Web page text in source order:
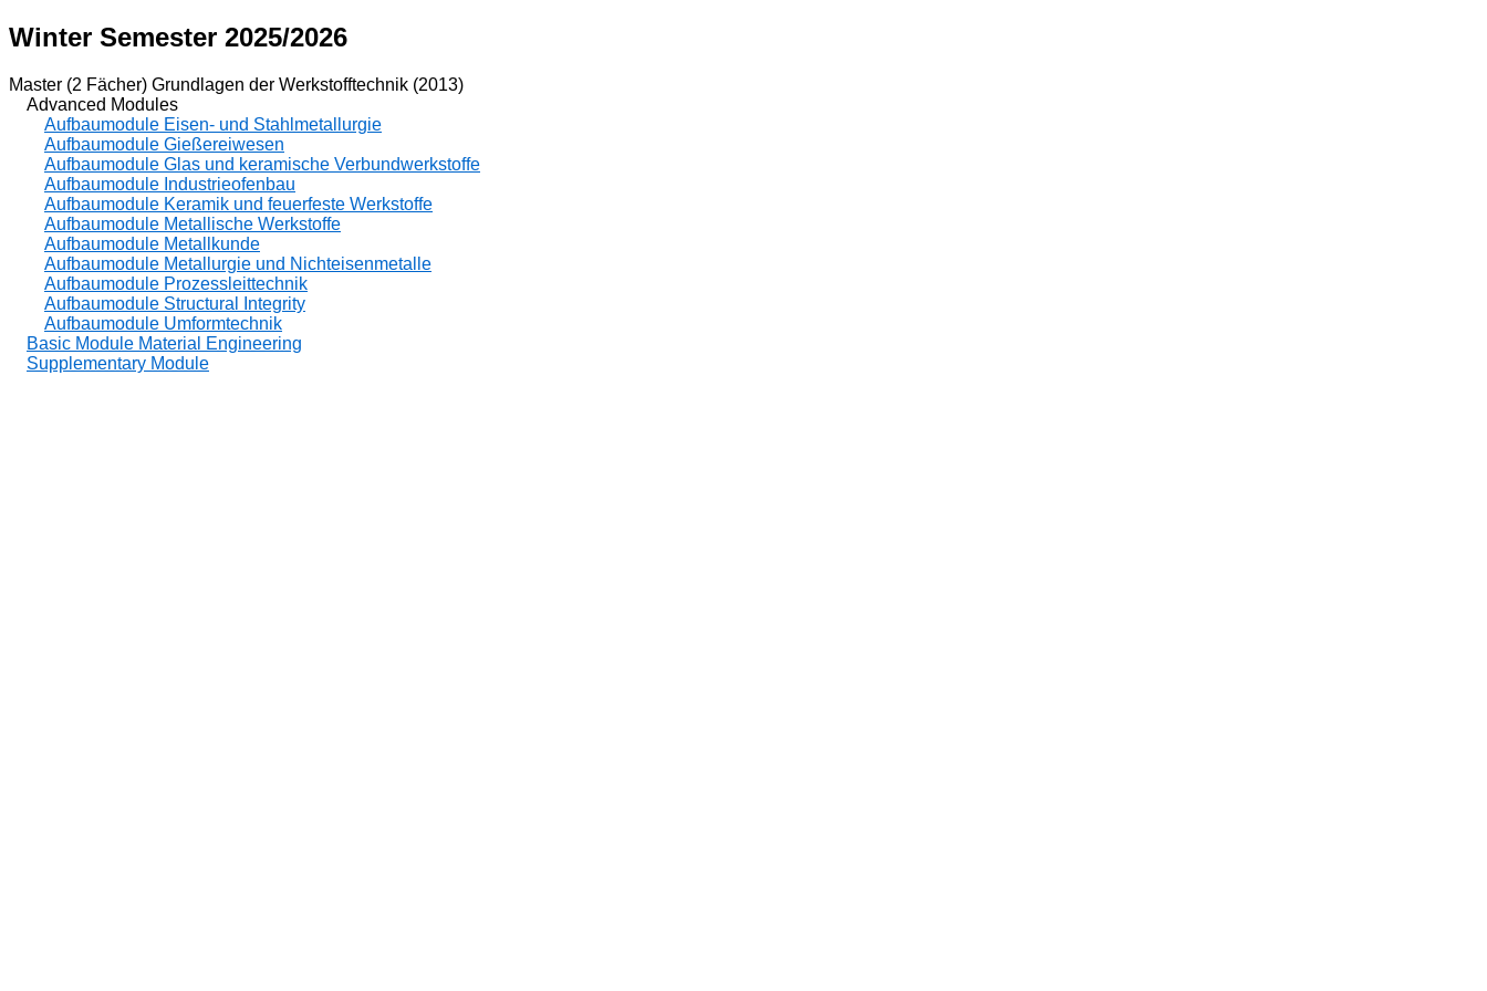
Winter Semester 2025/2026
Master (2 Fächer) Grundlagen der Werkstofftechnik (2013)
Advanced Modules
Aufbaumodule Eisen- und Stahlmetallurgie
Aufbaumodule Gießereiwesen
Aufbaumodule Glas und keramische Verbundwerkstoffe
Aufbaumodule Industrieofenbau
Aufbaumodule Keramik und feuerfeste Werkstoffe
Aufbaumodule Metallische Werkstoffe
Aufbaumodule Metallkunde
Aufbaumodule Metallurgie und Nichteisenmetalle
Aufbaumodule Prozessleittechnik
Aufbaumodule Structural Integrity
Aufbaumodule Umformtechnik
Basic Module Material Engineering
Supplementary Module